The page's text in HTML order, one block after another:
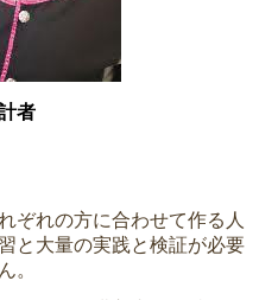
者
ぞれの方に合わせて作る人
と大量の実践と検証が必要
。